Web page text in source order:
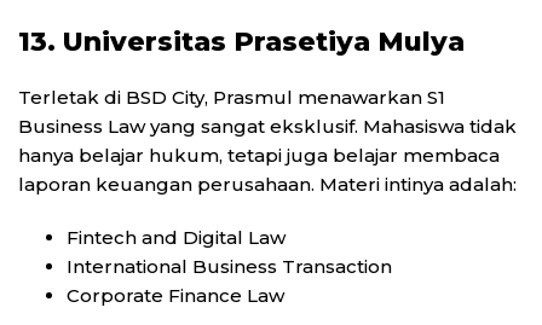
13. Universitas Prasetiya Mulya
Terletak di BSD City, Prasmul menawarkan S1
Business Law yang sangat eksklusif. Mahasiswa tidak
hanya belajar hukum, tetapi juga belajar membaca
laporan keuangan perusahaan. Materi intinya adalah:
Fintech and Digital Law
International Business Transaction
Corporate Finance Law